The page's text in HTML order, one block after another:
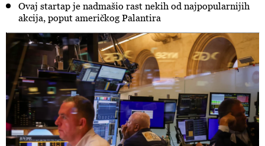
Ovaj startap je nadmašio rast nekih od najpopularnijih
akcija, poput američkog Palantira